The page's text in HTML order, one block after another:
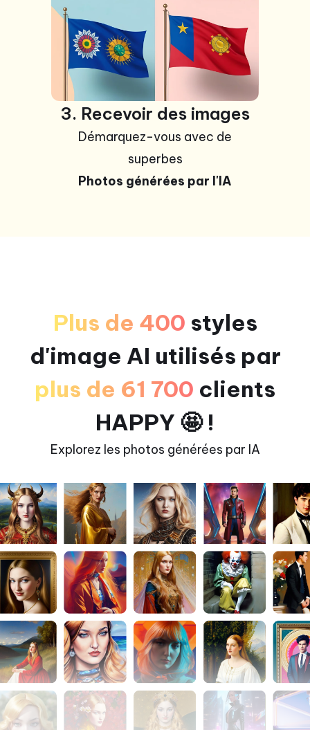
3. Recevoir des images
Démarquez-vous avec de
superbes
Photos générées par l'IA
Plus de 400 styles
d'image AI utilisés par
plus de 61 700 clients
HAPPY 🤩 !
Explorez les photos générées par IA